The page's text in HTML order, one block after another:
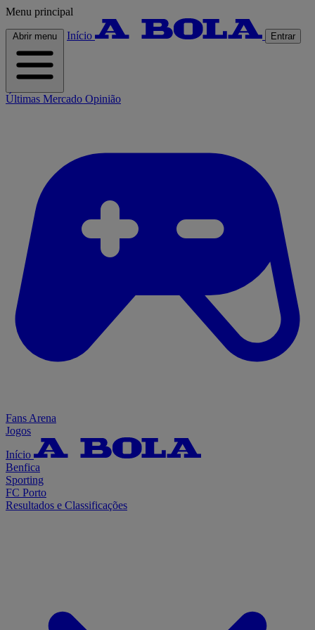
Menu principal
Abrir menu Início Entrar
Últimas Mercado Opinião
Fans Arena
Jogos
Início
Benfica
Sporting
FC Porto
Resultados e Classificações